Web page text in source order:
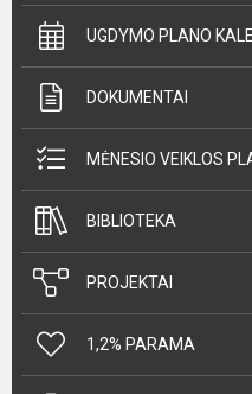
UGDYMO PLANO
DOKUMENTAI
MĖNESIO VEIKLOS
BIBLIOTEKA
PROJEKTAI
1,2% PARAMA